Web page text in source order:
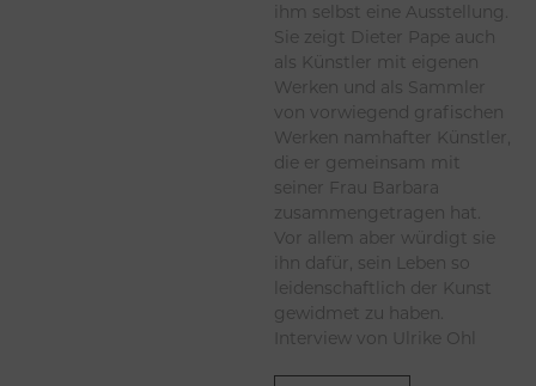
ihm selbst eine Ausstellung.
Sie zeigt Dieter Pape auch
als Künstler mit eigenen
Werken und als Sammler
von vorwiegend grafischen
Werken namhafter Künstler,
die er gemeinsam mit
seiner Frau Barbara
zusammengetragen hat.
Vor allem aber würdigt sie
ihn dafür, sein Leben so
leidenschaftlich der Kunst
gewidmet zu haben.
Interview von Ulrike Ohl